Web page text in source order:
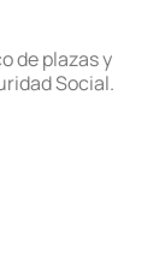
de plazas y
Social.